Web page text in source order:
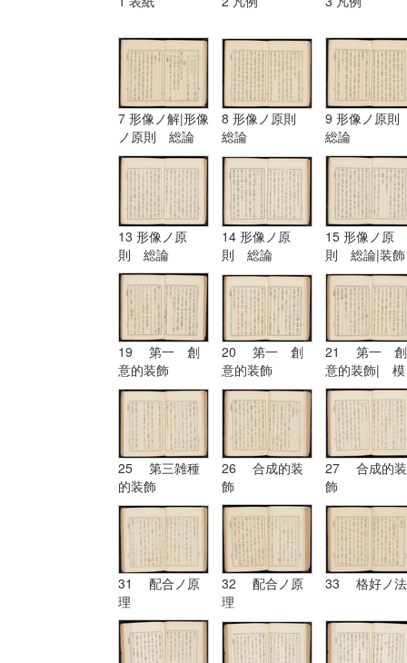
7 形像ノ解|形像
ノ原則 総論
8 形像ノ原則
総論
9 形像ノ原
総論
13 形像ノ原
則 総論
14 形像ノ原
則 総論
15 形像ノ原
則 総論|装飾
ノ原理
19 第一 創
意的装飾
20 第一 創
意的装飾
21 第一 創
意的装飾| 模
擬的装飾
25 第三雑種
的装飾
26 合成的装
飾
27 合成的装
飾
31 配合ノ原
理
32 配合ノ原
理
33 格好ノ法